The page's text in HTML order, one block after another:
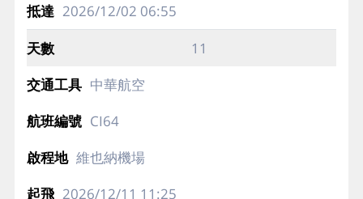
2026/12/02 06:55
11
中華航空
CI64
維也納機場
2026/12/11 11:25